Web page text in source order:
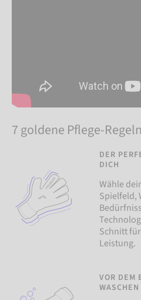
7 goldene Pflege-Regeln
DER
DICH
Wähle
Spielfeld,
Schnitt
Leistung.
VOR DEM
WASCHEN